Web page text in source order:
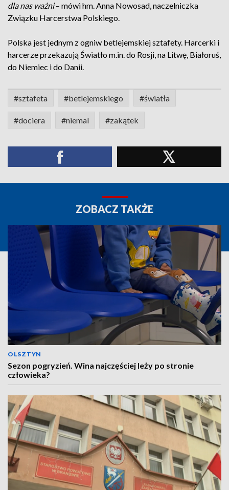
dla nas ważni– mówi hm. Anna Nowosad, naczelniczka
Związku Harcerstwa Polskiego.
Polska jest jednym z ogniw betlejemskiej sztafety. Harcerki i
harcerze przekazują Światło m.in. do Rosji, na Litwę, Białoruś,
do Niemiec i do Danii.
#sztafeta #betlejemskiego #światła
#dociera #niemal #zakątek
ZOBACZ TAKŻE
OLSZTYN
Sezon pogryzień. Wina najczęściej leży po stronie
człowieka?